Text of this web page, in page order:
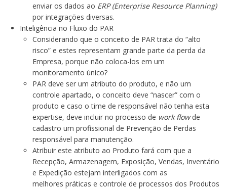
enviar os dados ao ERP (Enterprise Resource Planning)
por integrações diversas.
Inteligência no Fluxo do PAR
Considerando que o conceito de PAR trata do “alto
risco” e estes representam grande parte da perda da
Empresa, porque não coloca-los em um
monitoramento único?
PAR deve ser um atributo do produto, e não um
controle apartado, o conceito deve “nascer” com o
produto e caso o time de responsável não tenha esta
expertise, deve incluir no processo de work flowde
cadastro um profissional de Prevenção de Perdas
responsável para manutenção.
Atribuir este atributo ao Produto fará com que a
Recepção, Armazenagem, Exposição, Vendas, Inventário
e Expedição estejam interligados com as
melhores práticas e controle de processos dos Produtos